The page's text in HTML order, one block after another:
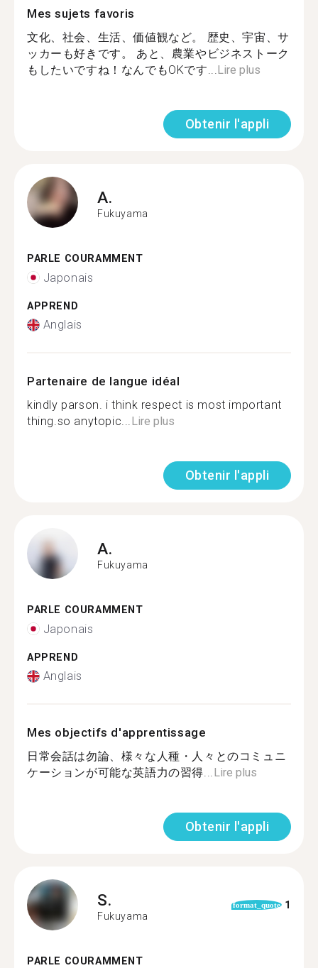
Mes sujets favoris
文化、社会、生活、価値観など。 歴史、宇宙、サ
ッカーも好きです。 あと、農業やビジネストーク
もしたいですね！なんでもOKです...Lire plus
Obtenir l'appli
A.
Fukuyama
PARLE COURAMMENT
Japonais
APPREND
Anglais
Partenaire de langue idéal
kindly parson. i think respect is most important
thing.so anytopic...Lire plus
Obtenir l'appli
A.
Fukuyama
PARLE COURAMMENT
Japonais
APPREND
Anglais
Mes objectifs d'apprentissage
日常会話は勿論、様々な人種・人々とのコミュニ
ケーションが可能な英語力の習得...Lire plus
Obtenir l'appli
S.
Fukuyama
format_quote 1
PARLE COURAMMENT